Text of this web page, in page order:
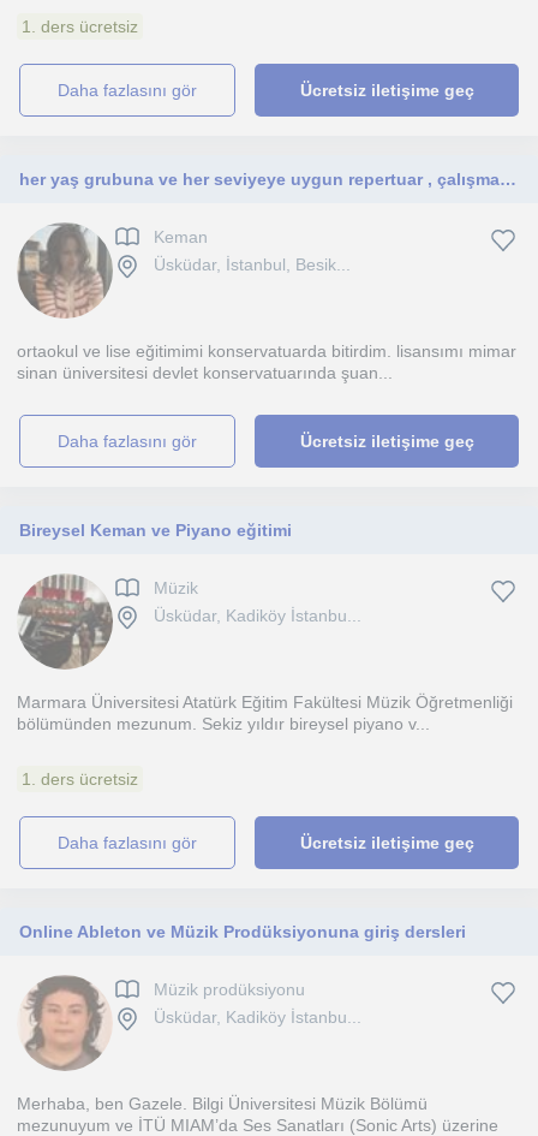
1. ders ücretsiz
daha fazlasını gör Ücretsiz iletişime geç
her yaş grubuna ve her seviyeye uygun repertuar , çalışma programı ve eğlenceli bir ders içeriği
Keman
Üsküdar, İstanbul, Besik...
ortaokul ve lise eğitimimi konservatuarda bitirdim. lisansımı mimar
sinan üniversitesi devlet konservatuarında şuan...
daha fazlasını gör Ücretsiz iletişime geç
Bireysel Keman ve Piyano eğitimi
Müzik
Üsküdar, Kadiköy İstanbu...
Marmara Üniversitesi Atatürk Eğitim Fakültesi Müzik Öğretmenliği
bölümünden mezunum. Sekiz yıldır bireysel piyano v...
1. ders ücretsiz
daha fazlasını gör Ücretsiz iletişime geç
Online Ableton ve Müzik Prodüksiyonuna giriş dersleri
Müzik prodüksiyonu
Üsküdar, Kadiköy İstanbu...
Merhaba, ben Gazele. Bilgi Üniversitesi Müzik Bölümü
mezunuyum ve İTÜ MIAM’da Ses Sanatları (Sonic Arts) üzerine